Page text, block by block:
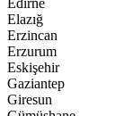
Edirne
Elazığ
Erzincan
Erzurum
Eskişehir
Gaziantep
Giresun